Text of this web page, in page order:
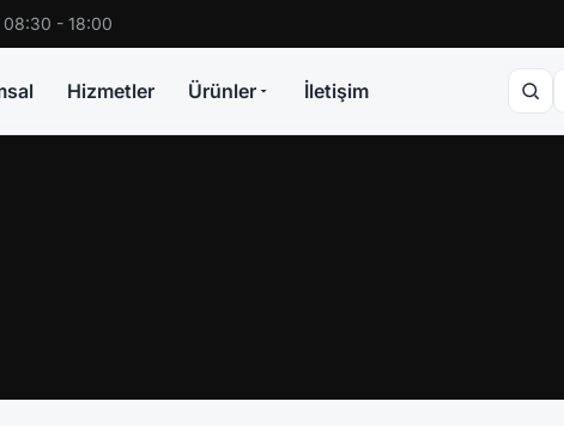
08:30 - 18:00
Hizmetler Ürünler İletişim